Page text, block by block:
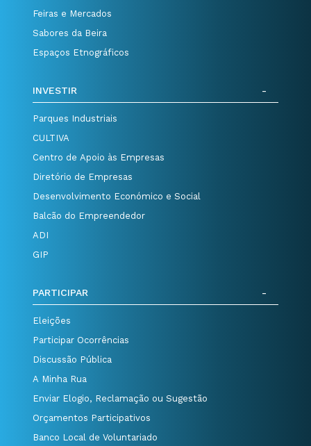
Feiras e Mercados
Sabores da Beira
Espaços Etnográficos
INVESTIR
Parques Industriais
CULTIVA
Centro de Apoio às Empresas
Diretório de Empresas
Desenvolvimento Económico e Social
Balcão do Empreendedor
ADI
GIP
PARTICIPAR
Eleições
Participar Ocorrências
Discussão Pública
A Minha Rua
Enviar Elogio, Reclamação ou Sugestão
Orçamentos Participativos
Banco Local de Voluntariado